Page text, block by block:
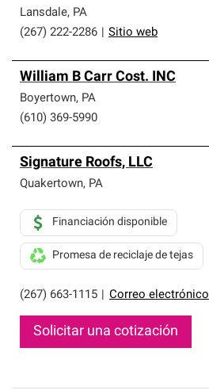
Lansdale, PA
(267) 222-2286
Sitio web
William B Carr Cost. INC
Boyertown, PA
(610) 369-5990
Signature Roofs, LLC
Quakertown, PA
(267) 663-1115 Correo electrónico
Financiación disponible
Promesa de reciclaje de tejas
Solicitar una cotización